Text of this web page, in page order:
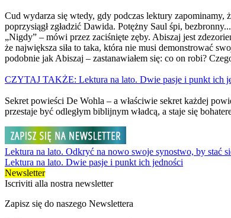
Cud wydarza się wtedy, gdy podczas lektury
poprzysiągł zgładzić Dawida. Potężny Saul śpi,
„Nigdy” – mówi przez zaciśnięte zęby. Abiszaj jest
że największa siła to taka, która nie musi demonstrować
podobnie jak Abiszaj – zastanawiałem się: co on robi?
CZYTAJ TAKŻE: Lektura na lato. Dwie pasje i punkt ich
Sekret powieści De Wohla – a właściwie sekret każdej
przestaje być odległym biblijnym władcą, a staje się
Lektura na lato. Odkryć na nowo swoje synostwo, by stać
Lektura na lato. Dwie pasje i punkt ich jedności
Newsletter
Iscriviti alla nostra newsletter
Zapisz się do naszego Newslettera